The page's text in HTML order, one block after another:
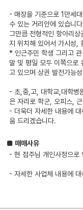
- 매장을 기준으로 1만세
수 있는 거리안에 있습니
그만큼 전형적인 항아리
지 위치해 있어서 가시성,
* 인근주민 학생 그리고
말 및 평일 모두 이쪽으로
고 있으며 상권 발전가능
- 초,중,고, 대학교,대학병
은 자리로 학군, 오피스,
- 더욱더 자세한 내용에
움 드리겠습니다.
■ 매매사유
- 현 점주님 개인사정으로
- 자세한 사업체 내용에